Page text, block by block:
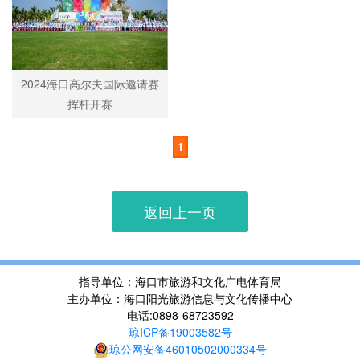
2024海口高尔夫国际邀请赛
挥杆开赛
1
返回上一页
指导单位：海口市旅游和文化广电体育局
主办单位：海口阳光旅游信息与文化传播中心
电话:0898-68723592
琼ICP备19003582号
琼公网安备46010502000334号